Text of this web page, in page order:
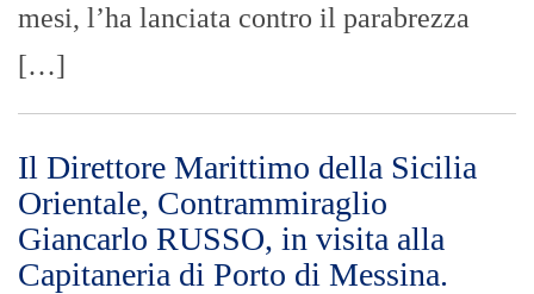
mesi, l’ha lanciata contro il parabrezza
[…]
Il Direttore Marittimo della Sicilia
Orientale, Contrammiraglio
Giancarlo RUSSO, in visita alla
Capitaneria di Porto di Messina.